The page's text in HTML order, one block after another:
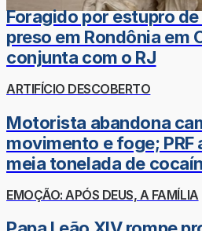
Foragido por estupro
preso em Rondônia em
conjunta com o RJ
ARTIFÍCIO DESCOBERTO
Motorista abandona
movimento e foge; PRF
meia tonelada de
EMOÇÃO: APÓS DEUS, A FAMÍLIA